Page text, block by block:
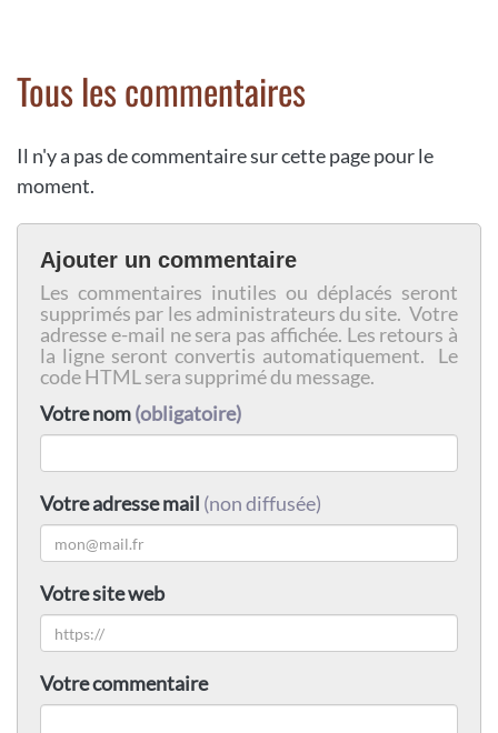
Tous les commentaires
Il n'y a pas de commentaire sur cette page pour le
moment.
Ajouter un commentaire
Les commentaires inutiles ou déplacés seront
supprimés par les administrateurs du site. Votre
adresse e-mail ne sera pas affichée. Les retours à
la ligne seront convertis automatiquement. Le
code HTML sera supprimé du message.
Votre nom(obligatoire)
Votre adresse mail (non diffusée)
Votre site web
Votre commentaire